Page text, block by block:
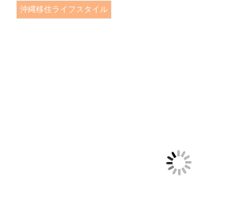
沖縄移住ライフスタイル